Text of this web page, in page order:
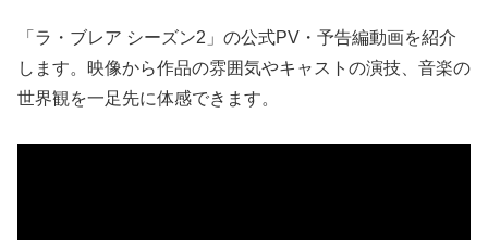
「ラ・ブレア シーズン2」の公式PV・予告編動画を紹介
します。映像から作品の雰囲気やキャストの演技、音楽の
世界観を一足先に体感できます。